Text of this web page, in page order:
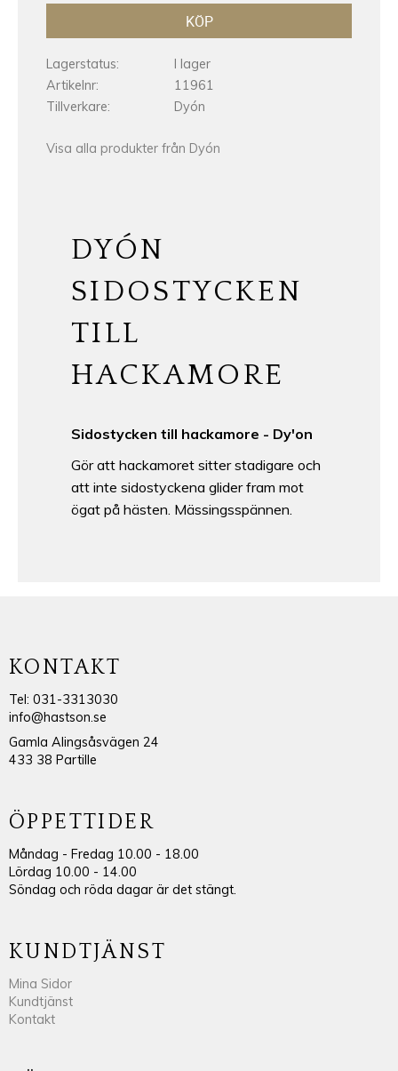
KÖP
Lagerstatus
I lager
Artikelnr
11961
Tillverkare
Dyón
Visa alla produkter från Dyón
DYÓN
SIDOSTYCKEN
TILL
HACKAMORE
Sidostycken till hackamore - Dy'on
Gör att hackamoret sitter stadigare och
att inte sidostyckena glider fram mot
ögat på hästen. Mässingsspännen.
KONTAKT
Tel: 031-3313030
info@hastson.se
Gamla Alingsåsvägen 24
433 38 Partille
ÖPPETTIDER
Måndag - Fredag 10.00 - 18.00
Lördag 10.00 - 14.00
Söndag och röda dagar är det stängt.
KUNDTJÄNST
Mina Sidor
Kundtjänst
Kontakt